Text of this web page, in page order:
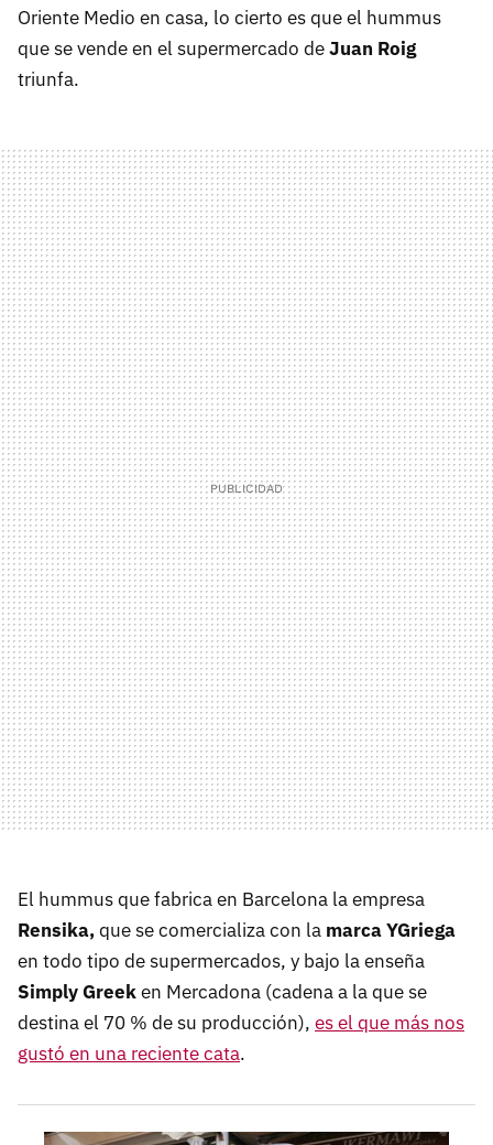
Oriente Medio en casa, lo cierto es que el hummus
que se vende en el supermercado deJuan Roig
triunfa.
El hummus que fabrica en Barcelona la empresa
Rensika,que se comercializa con la marca YGriega
en todo tipo de supermercados, y bajo la enseña
Simply Greeken Mercadona (cadena a la que se
destina el 70 % de su producción), es el que más nos
gustó en una reciente cata.